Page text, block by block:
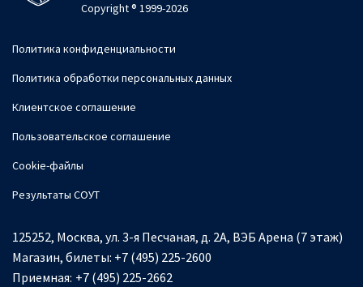
Copyright ® 1999-2026
Политика конфиденциальности
Политика обработки персональных данных
Клиентское соглашение
Пользовательское соглашение
Cookie-файлы
Результаты СОУТ
125252, Москва, ул. 3-я Песчаная, д. 2А, ВЭБ Арена (7 этаж)
Магазин, билеты: +7 (495) 225-2600
Приемная: +7 (495) 225-2662